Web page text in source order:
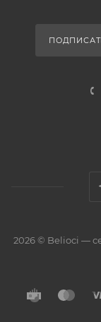
2026 © Belioci —